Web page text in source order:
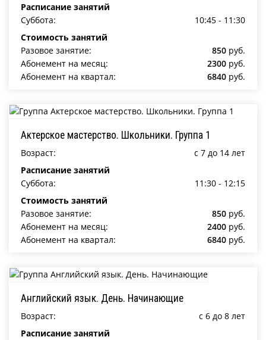
Расписание занятий
Суббота:
10:45 - 11:30
Стоимость занятий
Разовое занятие:
850 руб.
Абонемент на месяц:
2300 руб.
Абонемент на квартал:
6840 руб.
Актерское мастерство. Школьники. Группа 1
Возраст:
c 7 до 14 лет
Расписание занятий
Суббота:
11:30 - 12:15
Стоимость занятий
Разовое занятие:
850 руб.
Абонемент на месяц:
2400 руб.
Абонемент на квартал:
6840 руб.
Английский язык. День. Начинающие
Возраст:
c 6 до 8 лет
Расписание занятий